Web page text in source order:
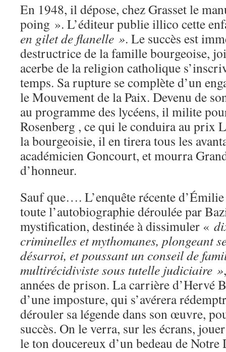
En 1948, il dépose, chez Grasset le
poing ». L’éditeur publie illico cette
en gilet de flanelle ». Le succès est
destructrice de la famille bourgeoise,
acerbe de la religion catholique
temps. Sa rupture se complète d’un
le Mouvement de la Paix. Devenu de
au programme des lycéens, il milite
Rosenberg , ce qui le conduira au prix
la bourgeoisie, il en tirera tous les
académicien Goncourt, et mourra
d’honneur.
Sauf que…. L’enquête récente
toute l’autobiographie déroulée par
mystification, destinée à dissimuler «
criminelles et mythomanes, plongeant
désarroi, et poussant un conseil de
multirécidiviste sous tutelle judiciaire »
années de prison. La carrière d’Hervé
d’une imposture, qui s’avérera
dérouler sa légende dans son œuvre,
succès. On le verra, sur les écrans,
le ton doucereux d’un bedeau de Notre